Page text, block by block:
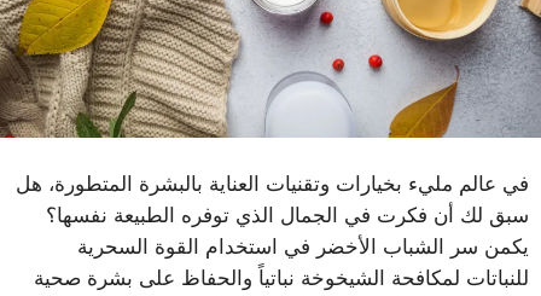
في عالم مليء بخيارات وتقنيات العناية بالبشرة المتطورة، هل
سبق لك أن فكرت في الجمال الذي توفره الطبيعة نفسها؟
يكمن سر الشباب الأخضر في استخدام القوة السحرية
للنباتات لمكافحة الشيخوخة نباتياً والحفاظ على بشرة صحية